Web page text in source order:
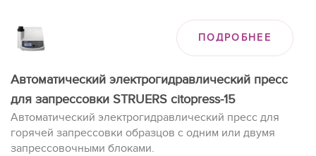
ПОДРОБНЕЕ
Автоматический электрогидравлический пресс
для запрессовки STRUERS citopress-15
Автоматический электрогидравлический пресс для
горячей запрессовки образцов с одним или двумя
запрессовочными блоками.